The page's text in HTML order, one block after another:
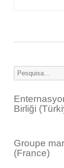
Search
Birliği
Groupe
(France)